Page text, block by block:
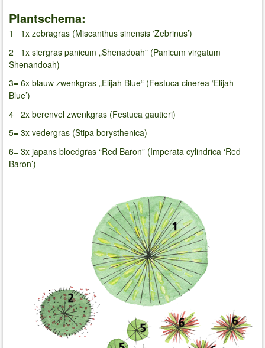
Plantschema:
1= 1x zebragras (Miscanthus sinensis ‘Zebrinus’)
2= 1x siergras panicum „Shenadoah" (Panicum virgatum
Shenandoah)
3= 6x blauw zwenkgras „Elijah Blue“ (Festuca cinerea ‘Elijah
Blue’)
4= 2x berenvel zwenkgras (Festuca gautieri)
5= 3x vedergras (Stipa borysthenica)
6= 3x japans bloedgras “Red Baron” (Imperata cylindrica ‘Red
Baron’)